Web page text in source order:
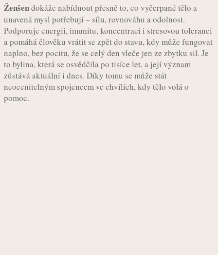
Ženšendokáže nabídnout přesně to, co vyčerpané tělo a
unavená mysl potřebují – sílu, rovnováhu a odolnost.
Podporuje energii, imunitu, koncentraci i stresovou toleranci
a pomáhá člověku vrátit se zpět do stavu, kdy může fungovat
naplno, bez pocitu, že se celý den vleče jen ze zbytku sil. Je
to bylina, která se osvědčila po tisíce let, a její význam
zůstává aktuální i dnes. Díky tomu se může stát
neocenitelným spojencem ve chvílích, kdy tělo volá o
pomoc.